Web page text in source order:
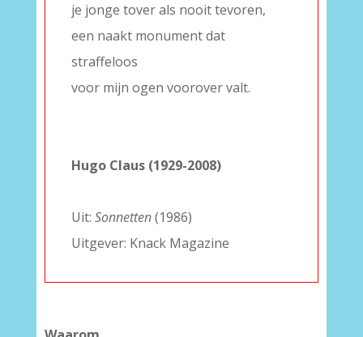
je jonge tover als nooit tevoren,
een naakt monument dat
straffeloos
voor mijn ogen voorover valt.
Hugo Claus (1929-2008)
Uit: Sonnetten(1986)
Uitgever: Knack Magazine